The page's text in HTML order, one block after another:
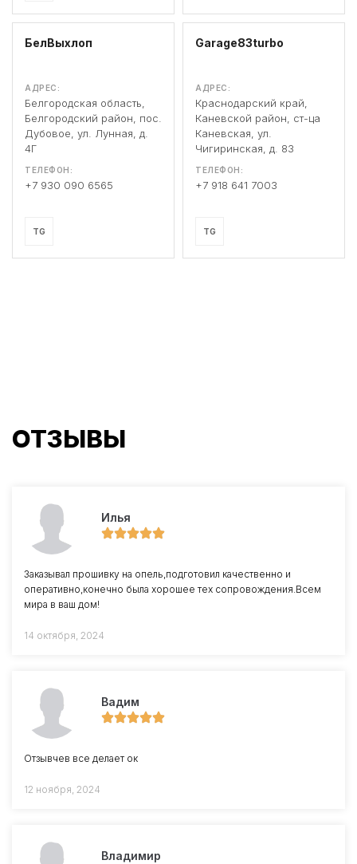
БелВыхлоп
АДРЕС:
Белгородская область,
Белгородский район, пос.
Дубовое, ул. Лунная, д.
4Г
ТЕЛЕФОН:
+7 930 090 6565
TG
Garage83turbo
АДРЕС:
Краснодарский край,
Каневской район, ст-ца
Каневская, ул.
Чигиринская, д. 83
ТЕЛЕФОН:
+7 918 641 7003
TG
ОТЗЫВЫ
Илья
Заказывал прошивку на опель,подготовил качественно и
оперативно,конечно была хорошее тех сопровождения.Всем
мира в ваш дом!
14 октября, 2024
Вадим
Отзывчев все делает ок
12 ноября, 2024
Владимир